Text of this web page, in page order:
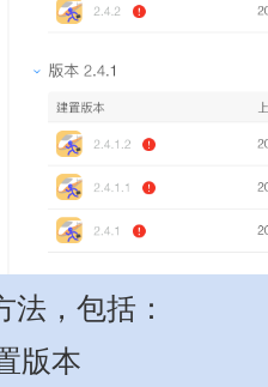
法，包括：
版本